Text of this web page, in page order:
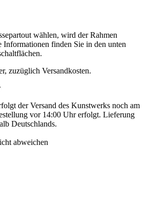
wählen, wird der Rahmen
finden Sie in den unten
zuzüglich Versandkosten.
der Versand des Kunstwerks noch am
vor 14:00 Uhr erfolgt. Lieferung
Deutschlands.
abweichen